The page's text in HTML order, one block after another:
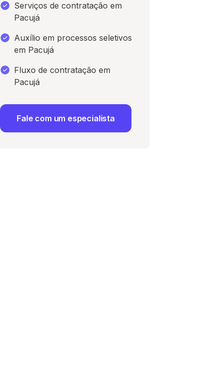
Serviços de contratação em
Pacujá
Auxílio em processos seletivos
em Pacujá
Fluxo de contratação em
Pacujá
Fale com um especialista
conversar